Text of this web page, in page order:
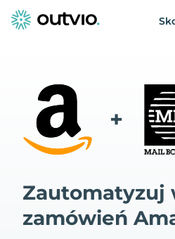
+
Zautomatyzuj
zamówień